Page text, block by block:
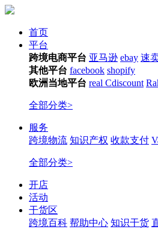
首页
平台
跨境电商平台 亚马逊 ebay 速
其他平台 facebook shopify
欧洲当地平台 real Cdiscount
全部分类>
服务
跨境物流 知识产权 收款支付
全部分类>
开店
活动
干货区
跨境百科 帮助中心 知识干货